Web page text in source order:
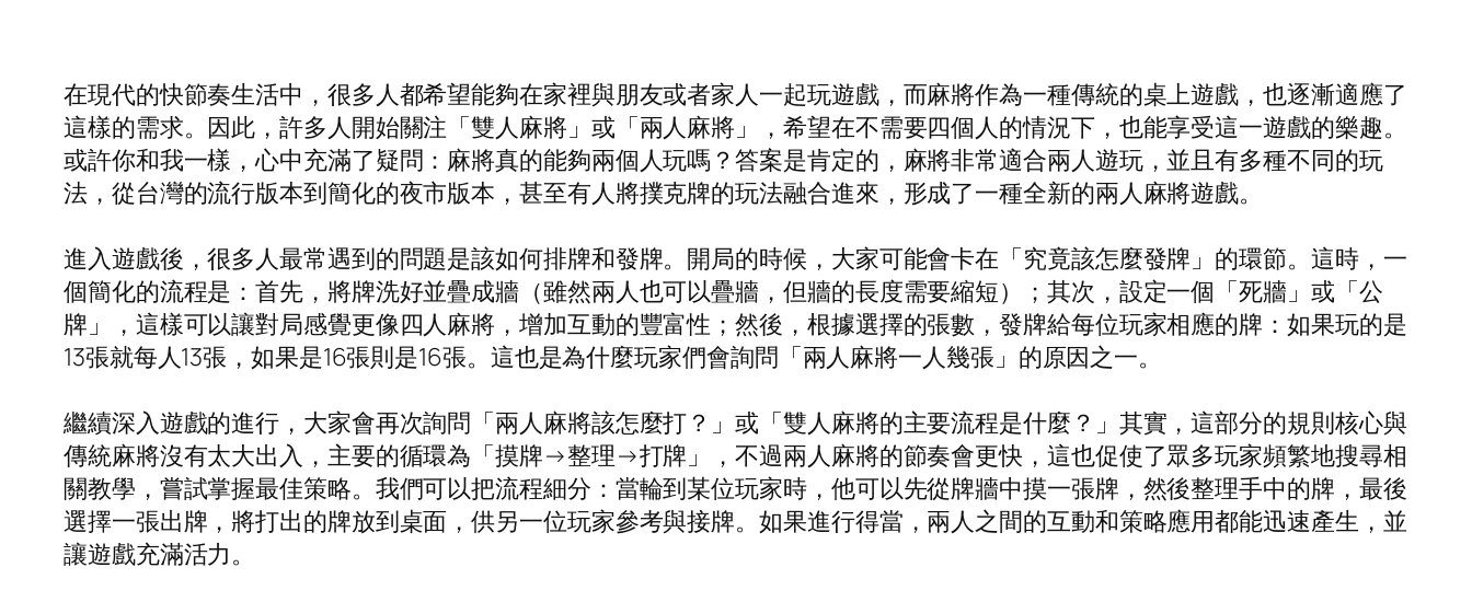
在現代的快節奏生活中，很多人都希望能夠在家裡與朋友或者家人一起玩遊戲，而麻將作為一種傳統的桌上遊戲，也逐漸適應了
這樣的需求。因此，許多人開始關注「雙人麻將」或「兩人麻將」，希望在不需要四個人的情況下，也能享受這一遊戲的樂趣。
或許你和我一樣，心中充滿了疑問：麻將真的能夠兩個人玩嗎？答案是肯定的，麻將非常適合兩人遊玩，並且有多種不同的玩
法，從台灣的流行版本到簡化的夜市版本，甚至有人將撲克牌的玩法融合進來，形成了一種全新的兩人麻將遊戲。
進入遊戲後，很多人最常遇到的問題是該如何排牌和發牌。開局的時候，大家可能會卡在「究竟該怎麼發牌」的環節。這時，一
個簡化的流程是：首先，將牌洗好並疊成牆（雖然兩人也可以疊牆，但牆的長度需要縮短）；其次，設定一個「死牆」或「公
牌」，這樣可以讓對局感覺更像四人麻將，增加互動的豐富性；然後，根據選擇的張數，發牌給每位玩家相應的牌：如果玩的是
13張就每人13張，如果是16張則是16張。這也是為什麼玩家們會詢問「兩人麻將一人幾張」的原因之一。
繼續深入遊戲的進行，大家會再次詢問「兩人麻將該怎麼打？」或「雙人麻將的主要流程是什麼？」其實，這部分的規則核心與
傳統麻將沒有太大出入，主要的循環為「摸牌→整理→打牌」，不過兩人麻將的節奏會更快，這也促使了眾多玩家頻繁地搜尋相
關教學，嘗試掌握最佳策略。我們可以把流程細分：當輪到某位玩家時，他可以先從牌牆中摸一張牌，然後整理手中的牌，最後
選擇一張出牌，將打出的牌放到桌面，供另一位玩家參考與接牌。如果進行得當，兩人之間的互動和策略應用都能迅速產生，並
讓遊戲充滿活力。